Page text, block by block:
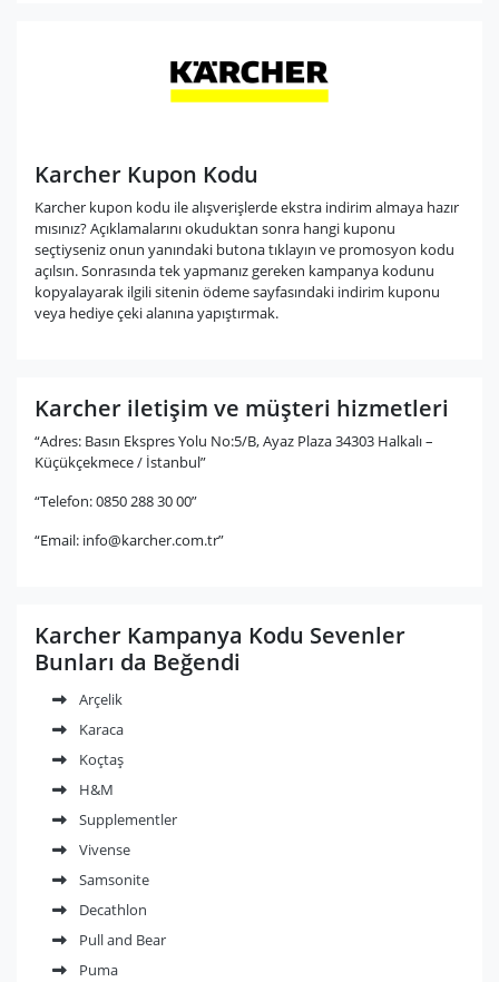
Karcher Kupon Kodu
Karcher kupon kodu ile alışverişlerde ekstra indirim almaya hazır
mısınız? Açıklamalarını okuduktan sonra hangi kuponu
seçtiyseniz onun yanındaki butona tıklayın ve promosyon kodu
açılsın. Sonrasında tek yapmanız gereken kampanya kodunu
kopyalayarak ilgili sitenin ödeme sayfasındaki indirim kuponu
veya hediye çeki alanına yapıştırmak.
Karcher iletişim ve müşteri hizmetleri
“Adres: Basın Ekspres Yolu No:5/B, Ayaz Plaza 34303 Halkalı –
Küçükçekmece / İstanbul”
“Telefon: 0850 288 30 00”
“Email: info@karcher.com.tr”
Karcher Kampanya Kodu Sevenler
Bunları da Beğendi
Arçelik
Karaca
Koçtaş
H&M
Supplementler
Vivense
Samsonite
Decathlon
Pull and Bear
Puma